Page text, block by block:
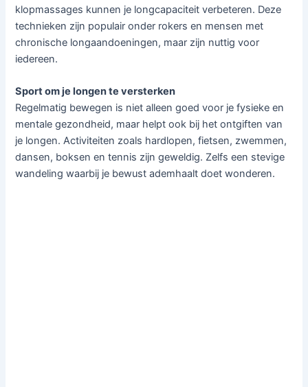
klopmassages kunnen je longcapaciteit verbeteren. Deze
technieken zijn populair onder rokers en mensen met
chronische longaandoeningen, maar zijn nuttig voor
iedereen.
Sport om je longen te versterken
Regelmatig bewegen is niet alleen goed voor je fysieke en
mentale gezondheid, maar helpt ook bij het ontgiften van
je longen. Activiteiten zoals hardlopen, fietsen, zwemmen,
dansen, boksen en tennis zijn geweldig. Zelfs een stevige
wandeling waarbij je bewust ademhaalt doet wonderen.